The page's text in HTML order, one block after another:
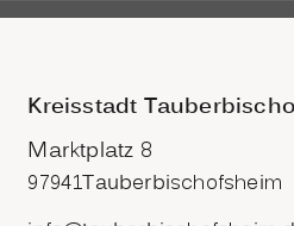
Kreisstadt
Marktplatz 8
97941Tauberbischofsheim